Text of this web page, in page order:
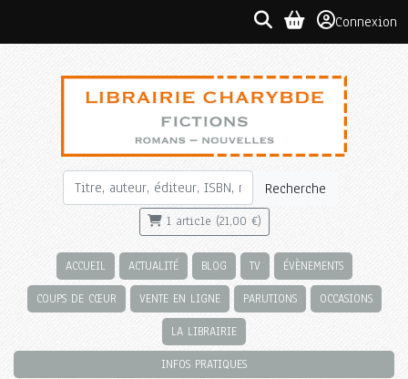
Connexion
Recherche
1 article (21,00 €)
ACCUEIL ACTUALITÉ BLOG TV ÉVÈNEMENTS
COUPS DE CŒUR VENTE EN LIGNE PARUTIONS OCCASIONS
LA LIBRAIRIE
INFOS PRATIQUES